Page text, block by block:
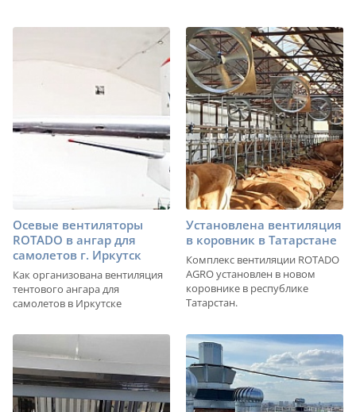
Осевые вентиляторы
ROTADO в ангар для
самолетов г. Иркутск
Как организована вентиляция
тентового ангара для
самолетов в Иркутске
Установлена вентиляция
в коровник в Татарстане
Комплекс вентиляции ROTADO
AGRO установлен в новом
коровнике в республике
Татарстан.